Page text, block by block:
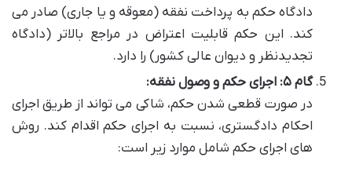
دادگاه حکم به پرداخت نفقه (معوقه و یا جاری) صادر می
کند. این حکم قابلیت اعتراض در مراجع بالاتر (دادگاه
تجدیدنظر و دیوان عالی کشور) را دارد.
گام ۵: اجرای حکم و وصول نفقه:
در صورت قطعی شدن حکم، شاکی می تواند از طریق اجرای
احکام دادگستری، نسبت به اجرای حکم اقدام کند. روش
های اجرای حکم شامل موارد زیر است: